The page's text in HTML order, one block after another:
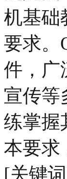
机基础
要求。
件，广
宣传等
练掌握
本要求
[关键